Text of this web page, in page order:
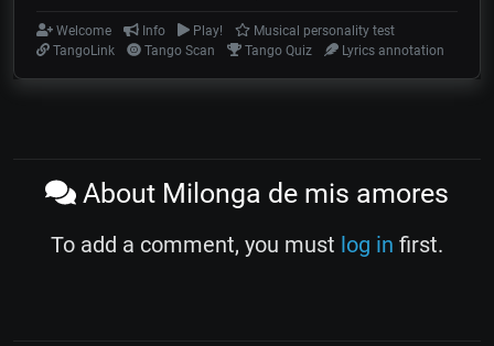
Welcome Info Play!
Musical personality test
TangoLink
Tango Scan Tango Quiz Lyrics annotation
About Milonga de mis amores
To add a comment, you must log in first.